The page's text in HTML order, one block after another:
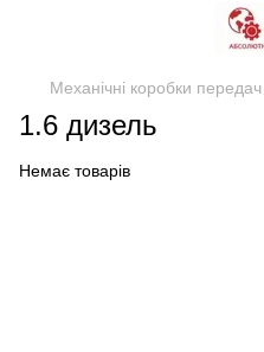
Механічні коробки передач
1.6 дизель
Немає товарів